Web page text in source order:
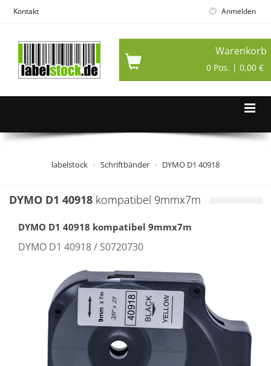
Anmelden
Kontakt
Warenkorb
0 Pos. | 0,00 €
labelstock Schriftbänder DYMO D1 40918
DYMO D1 40918 kompatibel 9mmx7m
DYMO D1 40918 kompatibel 9mmx7m
DYMO D1 40918 / S0720730